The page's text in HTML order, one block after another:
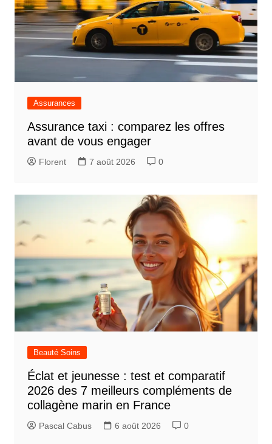
Assurances
Assurance taxi : comparez les offres
avant de vous engager
Florent 7 août 2026 0
Beauté Soins
Éclat et jeunesse : test et comparatif
2026 des 7 meilleurs compléments de
collagène marin en France
Pascal Cabus 6 août 2026 0